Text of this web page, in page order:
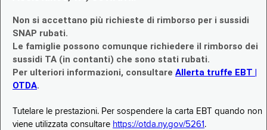
Non si accettano più richieste di rimborso per i sussidi
SNAP rubati.
Le famiglie possono comunque richiedere il rimborso dei
sussidi TA (in contanti) che sono stati rubati.
Per ulteriori informazioni, consultare Allerta truffe EBT |
OTDA.
Tutelare le prestazioni. Per sospendere la carta EBT quando non
viene utilizzata consultare https://otda.ny.gov/5261 .